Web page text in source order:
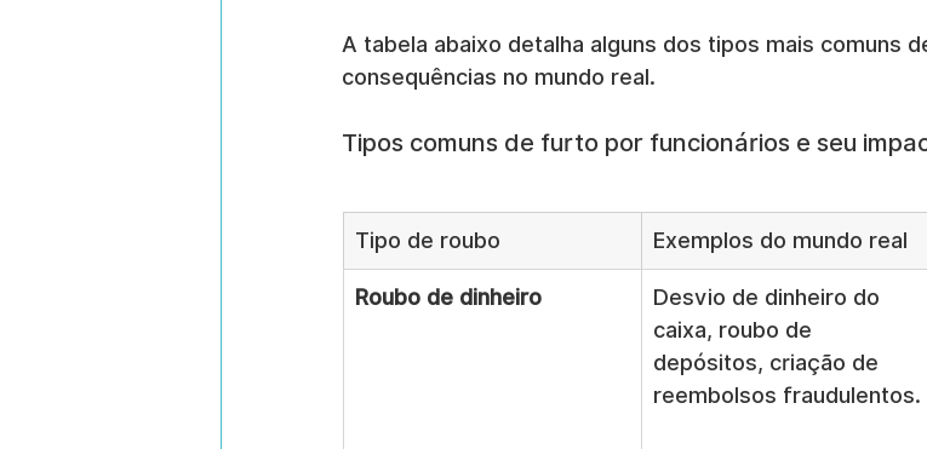
A tabela abaixo detalha alguns dos tipos mais comuns
consequências no mundo real.
Tipos comuns de furto por funcionários e seu
Tipo de roubo Exemplos do mundo real
Roubo de dinheiro
Desvio de dinheiro do
caixa, roubo de
depósitos, criação de
reembolsos fraudulentos.